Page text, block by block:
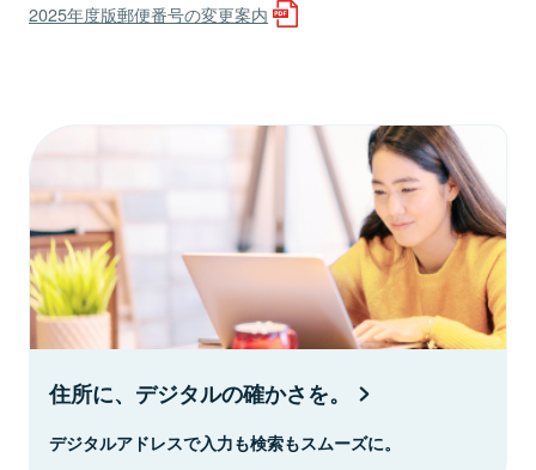
2025年度版郵便番号の変更案内
住所に、デジタルの確かさを。
デジタルアドレスで入力も検索もスムーズに。